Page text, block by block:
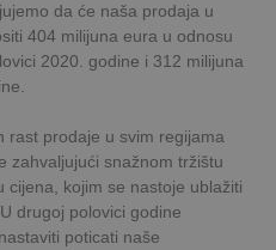
da će naša prodaja u
404 milijuna eura u odnosu
2020. godine i 312 milijuna
rast prodaje u svim regijama
zahvaljujući snažnom tržištu
kojim se nastoje ublažiti
drugoj polovici godine
poticati naše